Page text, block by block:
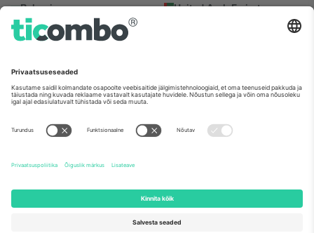
Bulgaria
Regus Sofia City West, bul
Totleben 53-55, 1606 Sofia,
United Arab Emirates
UAE Dubai Silicon Oasis, DDP
Mexico
Av Chapultepec 360, Roma
Norte, Cuauhtémoc, 06700
Ciudad de México, CDMX,
sündmusest ja/või domeenist. Detailide jaoks vaata konkreetse
sündmuse lehte, impressumit ja tingimusi.,
2026 Ticombo. Kõik õigused kaitstud.